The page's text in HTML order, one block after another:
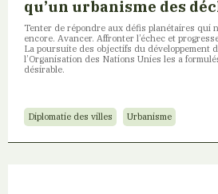
qu’un urbanisme des
Tenter de répondre aux défis planétaires qui
encore. Avancer. Affronter l’échec et
La poursuite des objectifs du développement
l’Organisation des Nations Unies les a
désirable.
Diplomatie des villes Urbanisme